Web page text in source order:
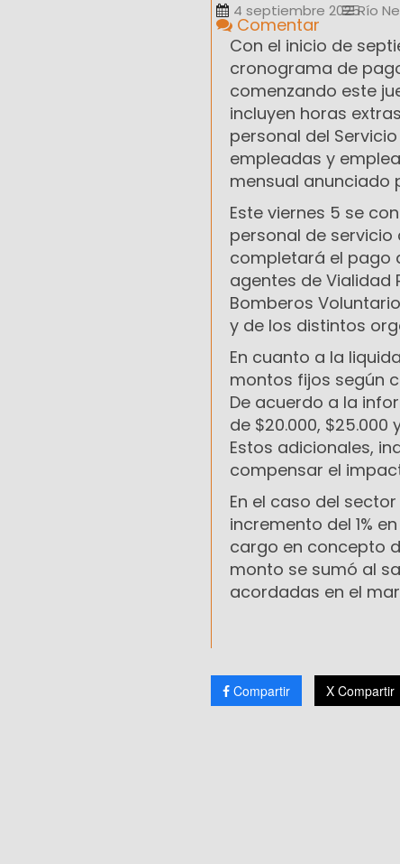
4 septiembre 2025Río
Comentar
Con el inicio de
cronograma de
comenzando este
incluyen horas
personal del
empleadas y
mensual anunciado
Este viernes 5 se
personal de
completará el pago
agentes de Vialidad
Bomberos
y de los distintos
En cuanto a la
montos fijos según
De acuerdo a la
de $20.000,
Estos adicionales,
compensar el
En el caso del
incremento del 1%
cargo en concepto
monto se sumó al
acordadas en el
Compartir X Compartir